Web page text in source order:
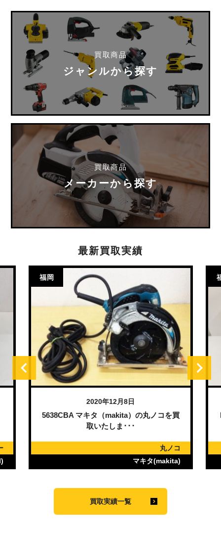
買取商品
ジャンルから探す
買取商品
メーカーから探す
最新買取実績
福岡
2020年12月8日
5638CBA マキタ（makita）の丸ノコを買
取いたしま･･･
丸ノコ
マキタ(makita)
買取実績一覧